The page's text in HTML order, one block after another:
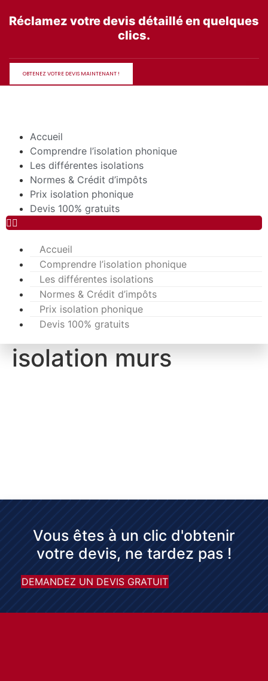
Réclamez votre devis détaillé en quelques
clics.
OBTENEZ VOTRE DEVIS MAINTENANT !
Accueil
Comprendre l’isolation phonique
Les différentes isolations
Normes & Crédit d’impôts
Prix isolation phonique
Devis 100% gratuits
Accueil
Comprendre l’isolation phonique
Les différentes isolations
Normes & Crédit d’impôts
Prix isolation phonique
Devis 100% gratuits
isolation murs
Vous êtes à un clic d'obtenir
votre devis, ne tardez pas !
DEMANDEZ UN DEVIS GRATUIT